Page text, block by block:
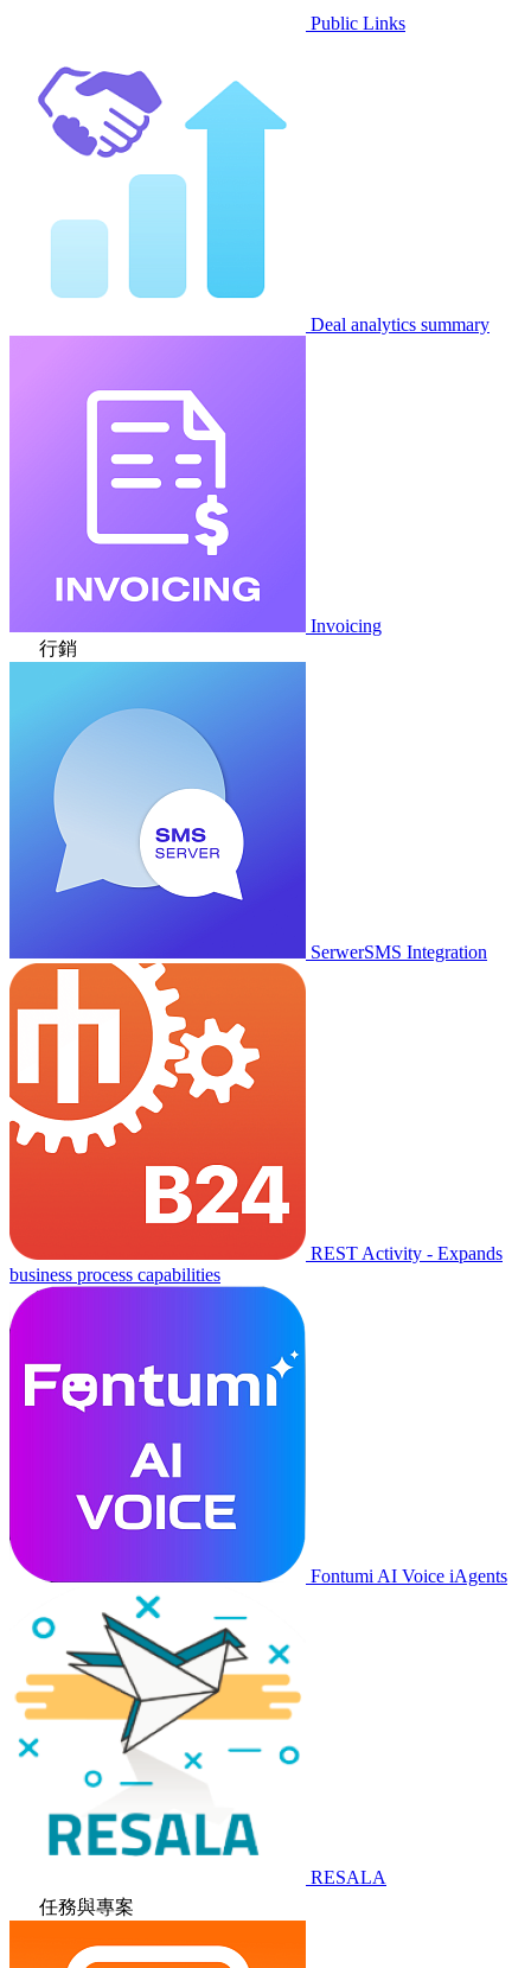
Public Links
Deal analytics summary
Invoicing
行銷
SerwerSMS Integration
REST Activity - Expands
business process capabilities
Fontumi AI Voice iAgents
RESALA
任務與專案